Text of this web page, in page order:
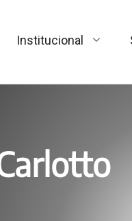
Institucional